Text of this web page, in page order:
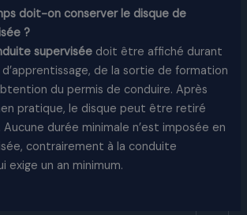
doit-on conserver le disque de
?
supervisée doit être affiché durant
de la sortie de formation
du permis de conduire. Après
pratique, le disque peut être retiré
durée minimale n’est imposée en
contrairement à la conduite
exige un an minimum.